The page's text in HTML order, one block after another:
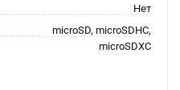
Нет
microSD, microSDHC,
microSDXC